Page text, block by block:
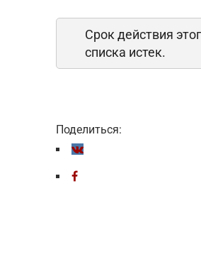
Срок действия
списка истек.
Поделиться: